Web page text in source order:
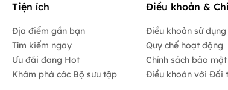
Tiện ích
Địa điểm gần bạn
Tìm kiếm ngay
Ưu đãi đang Hot
Khám phá các Bộ sưu tập
Điều khoản &
Điều khoản sử dụng
Quy chế hoạt động
Chính sách bảo
Điều khoản với Đối